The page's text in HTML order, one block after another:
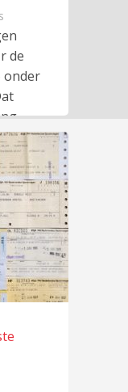
de
onder